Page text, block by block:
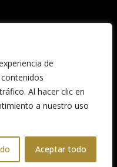
de
Al hacer clic en
a nuestro uso
Aceptar todo
Banda de Música